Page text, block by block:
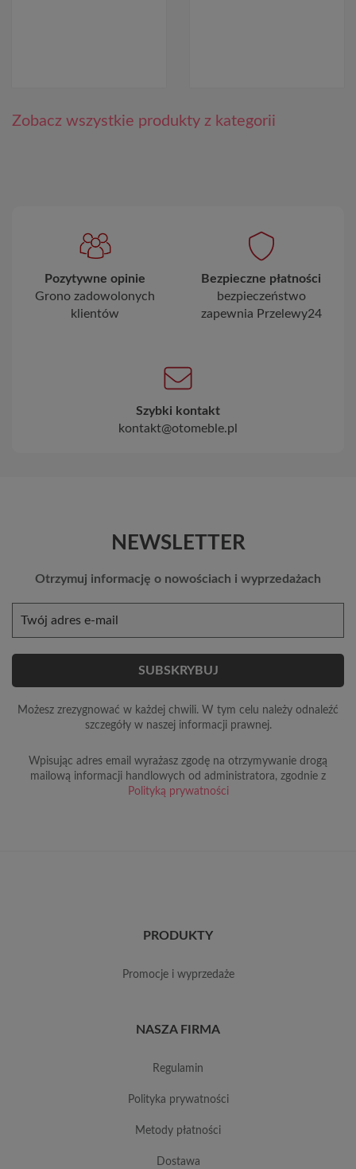
Zobacz wszystkie produkty z kategorii
Pozytywne opinie
Grono zadowolonych
klientów
Bezpieczne płatności
bezpieczeństwo
zapewnia Przelewy24
Szybki kontakt
kontakt@otomeble.pl
NEWSLETTER
Otrzymuj informację o nowościach i wyprzedażach
Możesz zrezygnować w każdej chwili. W tym celu należy odnaleźć
szczegóły w naszej informacji prawnej.
Wpisując adres email wyrażasz zgodę na otrzymywanie drogą
mailową informacji handlowych od administratora, zgodnie z
Polityką prywatności
PRODUKTY
promocje i wyprzedaże
NASZA FIRMA
regulamin
polityka prywatności
metody płatności
dostawa